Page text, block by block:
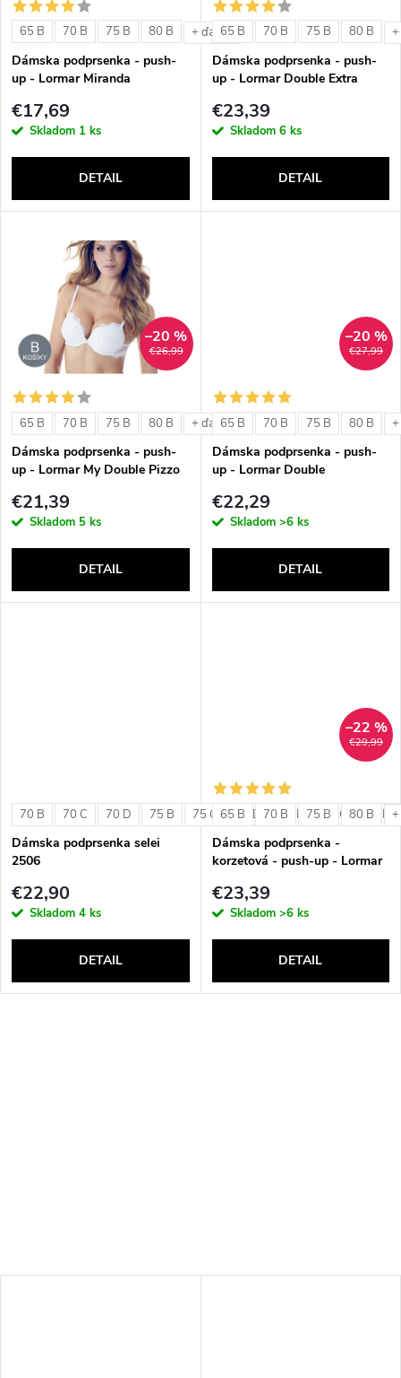
e
p
r
d
t
o
v
s
p
r
o
d
t
o
v
65 B 70 B 75 B 80 B + ďalšie
Dámska podprsenka - push-
up - Lormar Miranda
€17,69
Skladom 1 ks
DETAIL
65 B 70 B 75 B 80 B
Dámska podprsenka - push-
up - Lormar Double Extra
€23,39
Skladom 6 ks
DETAIL
€26,99
–20 %
65 B 70 B 75 B 80 B + ďalšie
Dámska podprsenka - push-
up - Lormar My Double Pizzo
€21,39
Skladom 5 ks
DETAIL
€27,99
–20 %
65 B 70 B 75 B 80 B
Dámska podprsenka - push-
up - Lormar Double
€22,29
Skladom >6 ks
DETAIL
70 B 70 C 70 D 75 B 75 C 75 D 80 B 80 C 80 D
Dámska podprsenka selei
2506
€22,90
Skladom 4 ks
DETAIL
€29,99
–22 %
65 B 70 B 75 B 80 B
Dámska podprsenka -
korzetová - push-up - Lormar
€23,39
Skladom >6 ks
DETAIL